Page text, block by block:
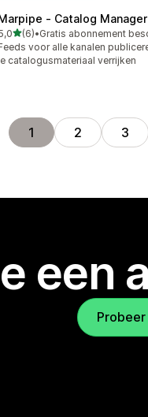
‑ Catalog Manager
van 5 sterren
(6)
recensies in totaal
•
voor alle kanalen
catalogusmateriaal verrijken
1 2 3
een